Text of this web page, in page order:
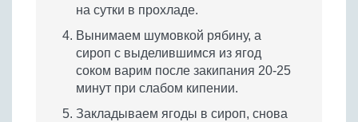
на сутки в прохладе.
Вынимаем шумовкой рябину, а
сироп с выделившимся из ягод
соком варим после закипания 20-25
минут при слабом кипении.
Закладываем ягоды в сироп, снова